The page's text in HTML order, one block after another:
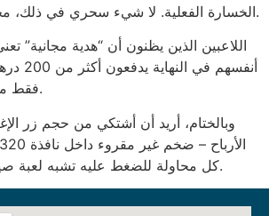
الخسارة الفعلية. لا شيء سحري في ذلك، مجرد خوارزمية معقدة.
اللاعبين الذين يظنون أن “هدية مجانية”
فقط من المكافآت المقدمة.
وبالختام، أريد أن أشتكي من حجم زر
كل محاولة للضغط عليه تشبه لعبة صيد الفواكه في الظلام.